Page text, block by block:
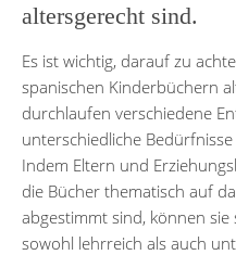
altersgerecht sind.
Es ist wichtig, darauf zu
spanischen Kinderbüchern
durchlaufen verschiedene
unterschiedliche
Indem Eltern und
die Bücher thematisch auf
abgestimmt sind, können
sowohl lehrreich als auch